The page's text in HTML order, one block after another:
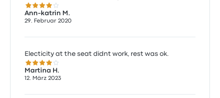
4.0 von 5 Sternen
Ann-katrin M.
29. Februar 2020
Electicity at the seat didnt work, rest was ok.
4.0 von 5 Sternen
Martina H.
12. März 2023